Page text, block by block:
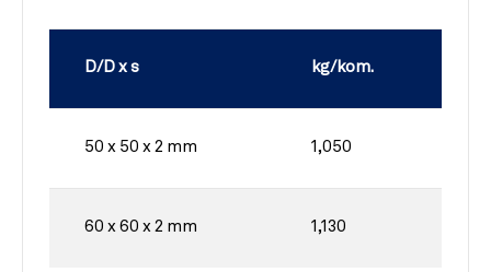
D/D x s kg/kom.
50 x 50 x 2 mm 1,050
60 x 60 x 2 mm 1,130